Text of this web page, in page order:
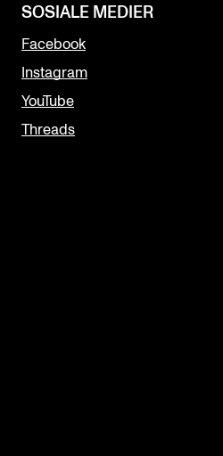
SOSIALE MEDIER
Facebook
Instagram
YouTube
Threads